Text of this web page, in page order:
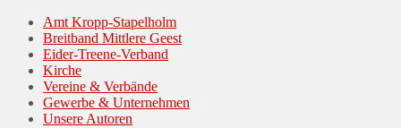
Amt Kropp-Stapelholm
Breitband Mittlere Geest
Eider-Treene-Verband
Kirche
Vereine & Verbände
Gewerbe & Unternehmen
Unsere Autoren